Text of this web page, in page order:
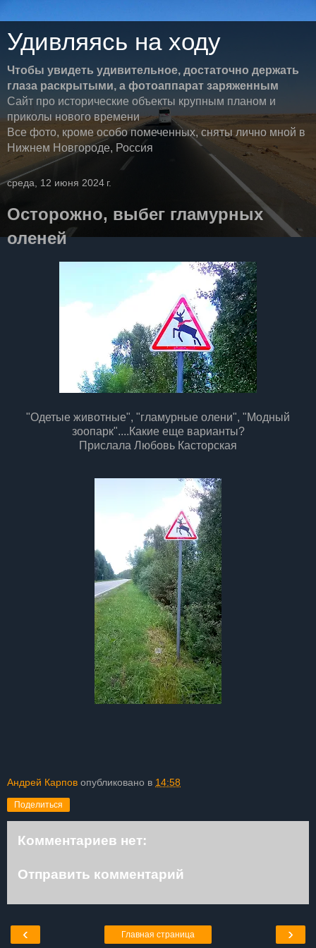
Удивляясь на ходу
Чтобы увидеть удивительное, достаточно держать
глаза раскрытыми, а фотоаппарат заряженным
Сайт про исторические объекты крупным планом и
приколы нового времени
Все фото, кроме особо помеченных, сняты лично мной в
Нижнем Новгороде, Россия
среда, 12 июня 2024 г.
Осторожно, выбег гламурных
оленей
"Одетые животные", "гламурные олени", "Модный
зоопарк"....Какие еще варианты?
Прислала Любовь Касторская
Андрей Карпов опубликовано в 14:58
Поделиться
Комментариев нет:
Отправить комментарий
‹ ›
Главная страница